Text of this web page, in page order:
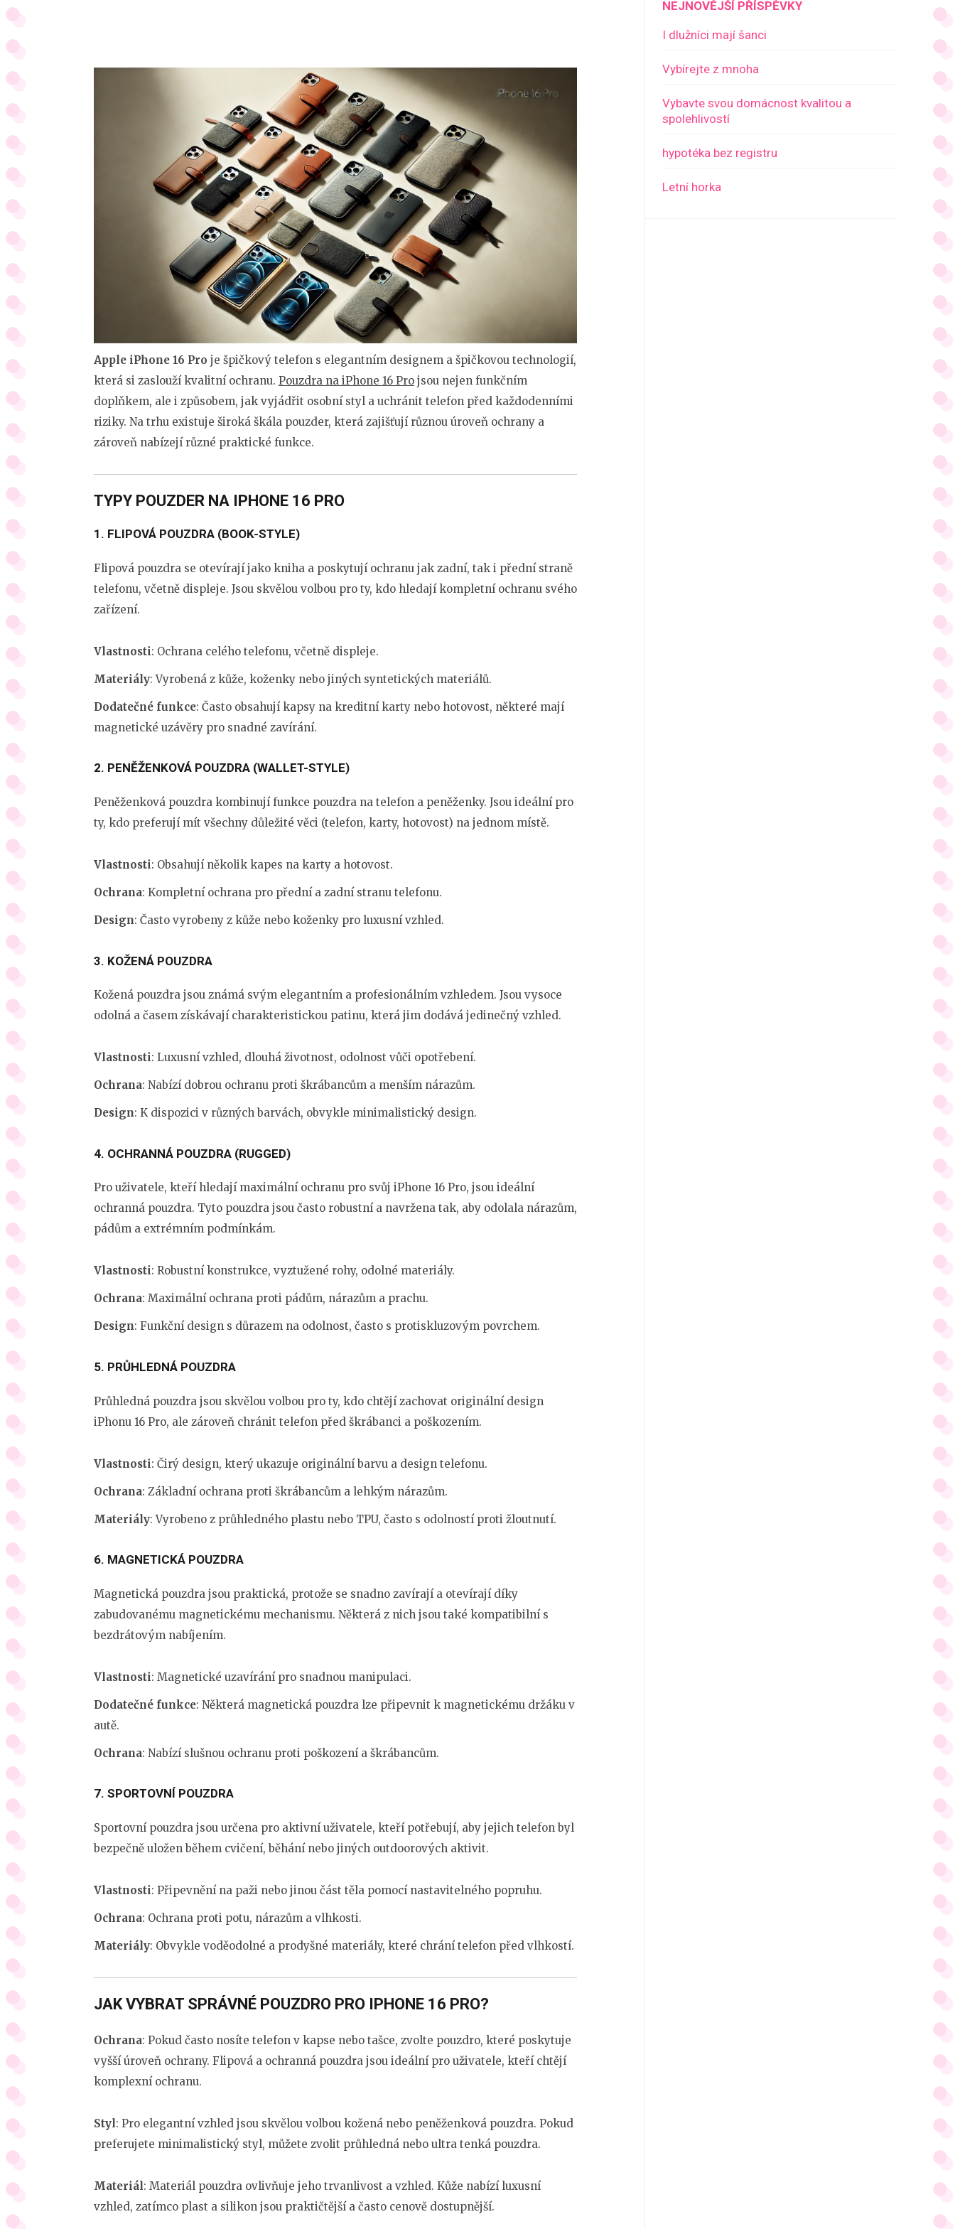
Apple iPhone 16 Pro je špičkový telefon s elegantním designem a špičkovou technologií,
která si zaslouží kvalitní ochranu. Pouzdra na iPhone 16 Pro jsou nejen funkčním
doplňkem, ale i způsobem, jak vyjádřit osobní styl a uchránit telefon před každodenními
riziky. Na trhu existuje široká škála pouzder, která zajišťují různou úroveň ochrany a
zároveň nabízejí různé praktické funkce.
TYPY POUZDER NA IPHONE 16 PRO
1. FLIPOVÁ POUZDRA (BOOK-STYLE)
Flipová pouzdra se otevírají jako kniha a poskytují ochranu jak zadní, tak i přední straně
telefonu, včetně displeje. Jsou skvělou volbou pro ty, kdo hledají kompletní ochranu svého
zařízení.
Vlastnosti: Ochrana celého telefonu, včetně displeje.
Materiály: Vyrobená z kůže, koženky nebo jiných syntetických materiálů.
Dodatečné funkce: Často obsahují kapsy na kreditní karty nebo hotovost, některé mají
magnetické uzávěry pro snadné zavírání.
2. PENĚŽENKOVÁ POUZDRA (WALLET-STYLE)
Peněženková pouzdra kombinují funkce pouzdra na telefon a peněženky. Jsou ideální pro
ty, kdo preferují mít všechny důležité věci (telefon, karty, hotovost) na jednom místě.
Vlastnosti: Obsahují několik kapes na karty a hotovost.
Ochrana: Kompletní ochrana pro přední a zadní stranu telefonu.
Design: Často vyrobeny z kůže nebo koženky pro luxusní vzhled.
3. KOŽENÁ POUZDRA
Kožená pouzdra jsou známá svým elegantním a profesionálním vzhledem. Jsou vysoce
odolná a časem získávají charakteristickou patinu, která jim dodává jedinečný vzhled.
Vlastnosti: Luxusní vzhled, dlouhá životnost, odolnost vůči opotřebení.
Ochrana: Nabízí dobrou ochranu proti škrábancům a menším nárazům.
Design: K dispozici v různých barvách, obvykle minimalistický design.
4. OCHRANNÁ POUZDRA (RUGGED)
Pro uživatele, kteří hledají maximální ochranu pro svůj iPhone 16 Pro, jsou ideální
ochranná pouzdra. Tyto pouzdra jsou často robustní a navržena tak, aby odolala nárazům,
pádům a extrémním podmínkám.
Vlastnosti: Robustní konstrukce, vyztužené rohy, odolné materiály.
Ochrana: Maximální ochrana proti pádům, nárazům a prachu.
Design: Funkční design s důrazem na odolnost, často s protiskluzovým povrchem.
5. PRŮHLEDNÁ POUZDRA
Průhledná pouzdra jsou skvělou volbou pro ty, kdo chtějí zachovat originální design
iPhonu 16 Pro, ale zároveň chránit telefon před škrábanci a poškozením.
Vlastnosti: Čirý design, který ukazuje originální barvu a design telefonu.
Ochrana: Základní ochrana proti škrábancům a lehkým nárazům.
Materiály: Vyrobeno z průhledného plastu nebo TPU, často s odolností proti žloutnutí.
6. MAGNETICKÁ POUZDRA
Magnetická pouzdra jsou praktická, protože se snadno zavírají a otevírají díky
zabudovanému magnetickému mechanismu. Některá z nich jsou také kompatibilní s
bezdrátovým nabíjením.
Vlastnosti: Magnetické uzavírání pro snadnou manipulaci.
Dodatečné funkce: Některá magnetická pouzdra lze připevnit k magnetickému držáku v
autě.
Ochrana: Nabízí slušnou ochranu proti poškození a škrábancům.
7. SPORTOVNÍ POUZDRA
Sportovní pouzdra jsou určena pro aktivní uživatele, kteří potřebují, aby jejich telefon byl
bezpečně uložen během cvičení, běhání nebo jiných outdoorových aktivit.
Vlastnosti: Připevnění na paži nebo jinou část těla pomocí nastavitelného popruhu.
Ochrana: Ochrana proti potu, nárazům a vlhkosti.
Materiály: Obvykle voděodolné a prodyšné materiály, které chrání telefon před vlhkostí.
JAK VYBRAT SPRÁVNÉ POUZDRO PRO IPHONE 16 PRO?
Ochrana: Pokud často nosíte telefon v kapse nebo tašce, zvolte pouzdro, které poskytuje
vyšší úroveň ochrany. Flipová a ochranná pouzdra jsou ideální pro uživatele, kteří chtějí
komplexní ochranu.
Styl : Pro elegantní vzhled jsou skvělou volbou kožená nebo peněženková pouzdra. Pokud
preferujete minimalistický styl, můžete zvolit průhledná nebo ultra tenká pouzdra.
Materiál : Materiál pouzdra ovlivňuje jeho trvanlivost a vzhled. Kůže nabízí luxusní
vzhled, zatímco plast a silikon jsou praktičtější a často cenově dostupnější.
NEJNOVĚJŠÍ PŘÍSPĚVKY
I dlužníci mají šanci
Vybírejte z mnoha
Vybavte svou domácnost kvalitou a
spolehlivostí
hypotéka bez registru
Letní horka